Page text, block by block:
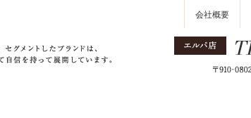
会社概要